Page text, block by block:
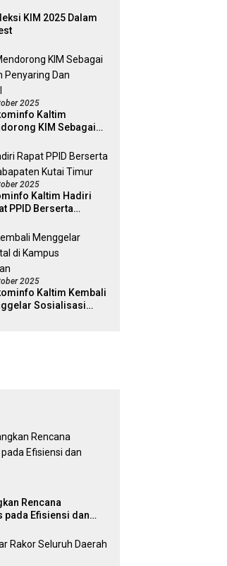
KIM 2025 Dalam
2025
Kaltim
KIM Sebagai
Dan Penguat
Digital
2025
Kaltim Hadiri
PPID Berserta
Kutai Timur
2025
Kaltim Kembali
Sosialisasi
Rencana
pada Efisiensi dan